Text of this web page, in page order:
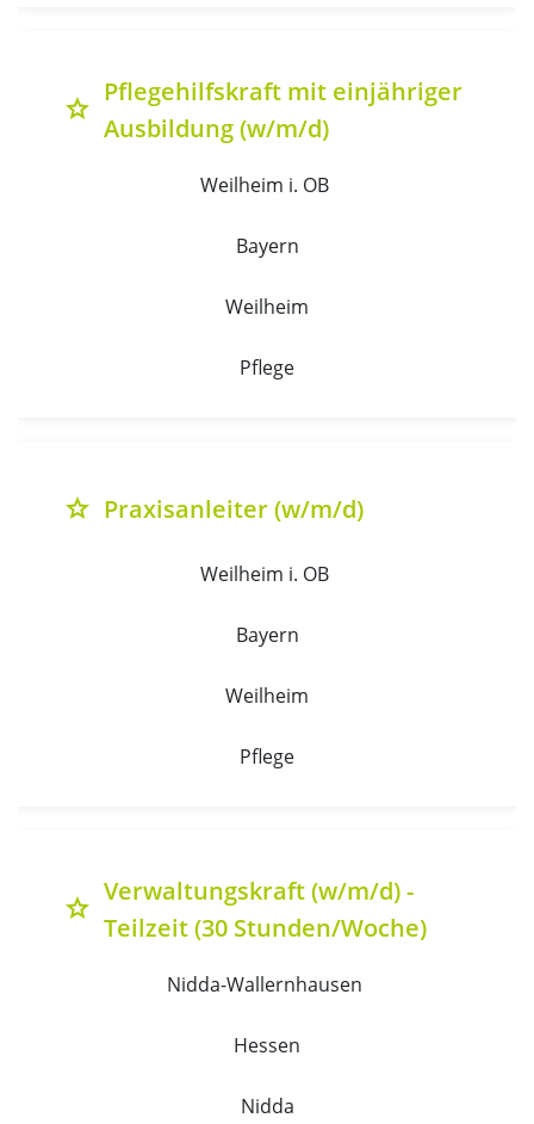
grade
Pflegehilfskraft mit einjähriger
Ausbildung (w/m/d)
Weilheim i. OB
Bayern
Weilheim
Pflege
grade Praxisanleiter (w/m/d)
Weilheim i. OB
Bayern
Weilheim
Pflege
grade
Verwaltungskraft (w/m/d) -
Teilzeit (30 Stunden/Woche)
Nidda-Wallernhausen
Hessen
Nidda